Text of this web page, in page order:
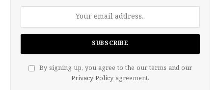
By signing up, you agree to the our terms and our
Privacy Policy agreement.